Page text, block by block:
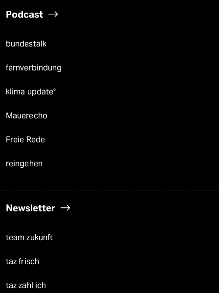
Podcast
bundestalk
fernverbindung
klima update°
Mauerecho
Freie Rede
reingehen
Newsletter
team zukunft
taz frisch
taz zahl ich